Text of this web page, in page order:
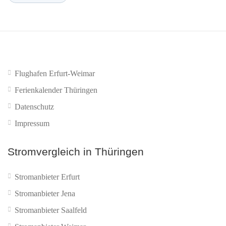
Flughafen Erfurt-Weimar
Ferienkalender Thüringen
Datenschutz
Impressum
Stromvergleich in Thüringen
Stromanbieter Erfurt
Stromanbieter Jena
Stromanbieter Saalfeld